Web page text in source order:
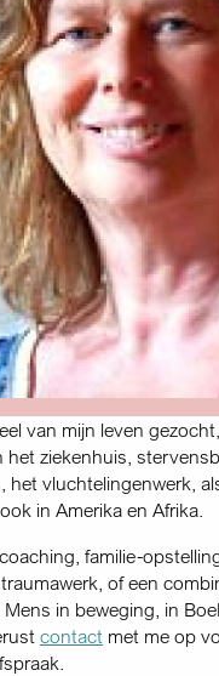
van mijn leven
het ziekenhuis,
het vluchtelingenwerk,
in Amerika en Afrika.
familie-
of een
in beweging, in
contact met me op